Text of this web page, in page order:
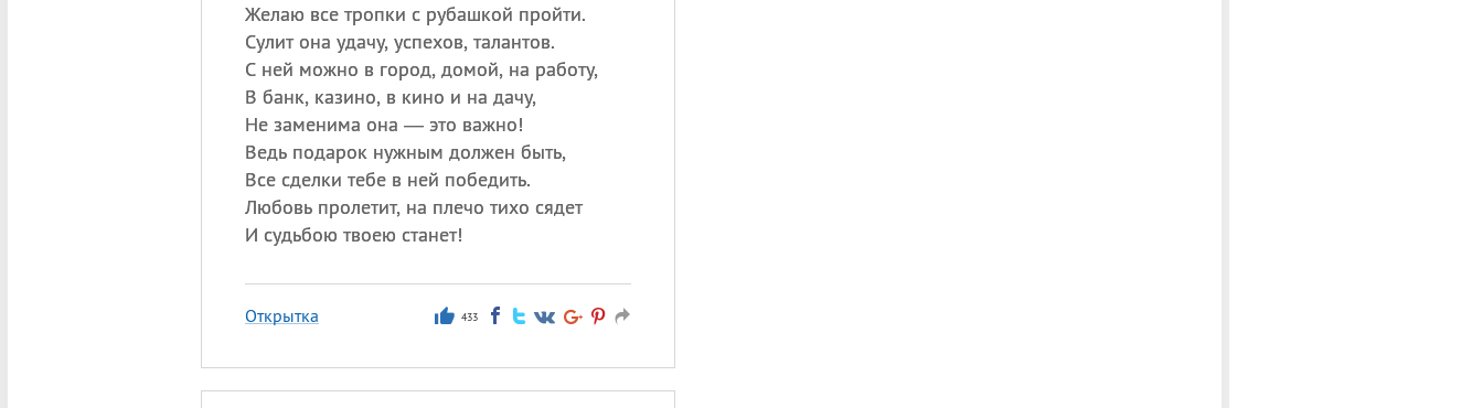
Желаю все тропки с рубашкой пройти.
Сулит она удачу, успехов, талантов.
С ней можно в город, домой, на работу,
В банк, казино, в кино и на дачу,
Не заменима она — это важно!
Ведь подарок нужным должен быть,
Все сделки тебе в ней победить.
Любовь пролетит, на плечо тихо сядет
И судьбою твоею станет!
Открытка 433